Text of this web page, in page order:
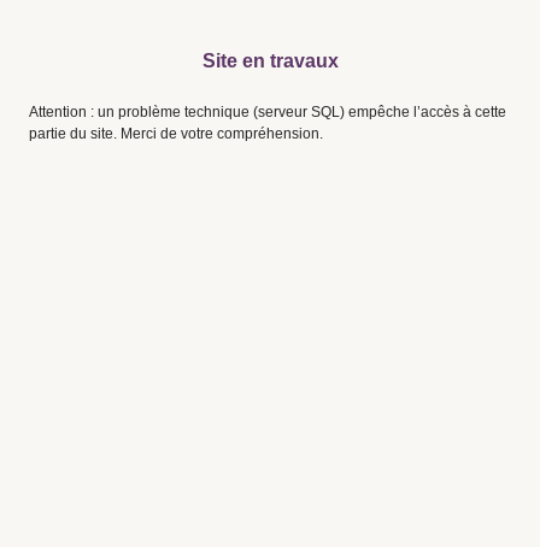
Site en travaux
Attention : un problème technique (serveur SQL) empêche l’accès à cette
partie du site. Merci de votre compréhension.